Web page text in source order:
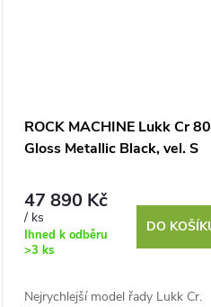
ROCK MACHINE Lukk Cr 80
Gloss Metallic Black, vel. S
47 890 Kč
/ ks
Ihned k odběru
>3 ks
DO
Nejrychlejší model řady Lukk Cr.